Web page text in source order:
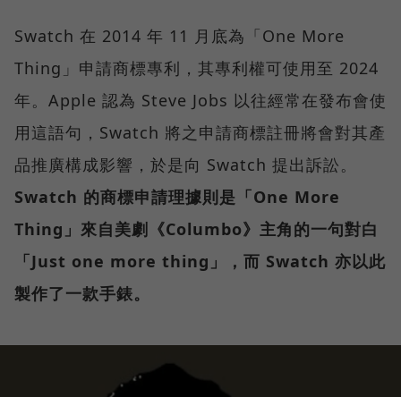
Swatch 在 2014 年 11 月底為「One More
Thing」申請商標專利，其專利權可使用至 2024
年。Apple 認為 Steve Jobs 以往經常在發布會使
用這語句，Swatch 將之申請商標註冊將會對其產
品推廣構成影響，於是向 Swatch 提出訴訟。
Swatch 的商標申請理據則是「One More
Thing」來自美劇《Columbo》主角的一句對白
「Just one more thing」，而 Swatch 亦以此
製作了一款手錶。